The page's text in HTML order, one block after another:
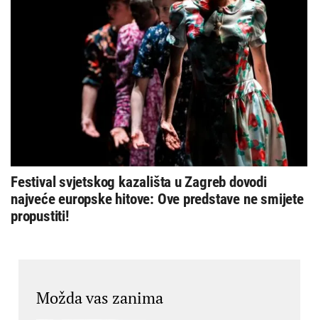
Festival svjetskog kazališta u Zagreb dovodi
najveće europske hitove: Ove predstave ne smijete
propustiti!
Možda vas zanima